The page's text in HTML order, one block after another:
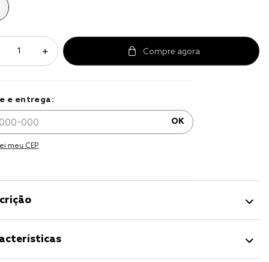
＋
e entrega:
OK
meu CEP.